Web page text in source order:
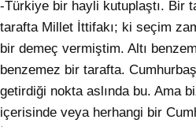
-Türkiye bir hayli kutuplaştı. Bir
tarafta Millet İttifakı; ki seçim
bir demeç vermiştim. Altı
benzemez bir tarafta.
getirdiği nokta aslında bu. Ama
içerisinde veya herhangi bir